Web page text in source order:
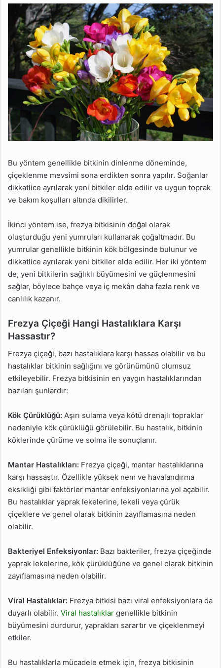
Bu yöntem genellikle bitkinin dinlenme döneminde,
çiçeklenme mevsimi sona erdikten sonra yapılır. Soğanlar
dikkatlice ayrılarak yeni bitkiler elde edilir ve uygun toprak
ve bakım koşulları altında dikilirler.
İkinci yöntem ise, frezya bitkisinin doğal olarak
oluşturduğu yeni yumruları kullanarak çoğaltmadır. Bu
yumrular genellikle bitkinin kök bölgesinde bulunur ve
dikkatlice ayrılarak yeni bitkiler elde edilir. Her iki yöntem
de, yeni bitkilerin sağlıklı büyümesini ve güçlenmesini
sağlar, böylece bahçe veya iç mekân daha fazla renk ve
canlılık kazanır.
Frezya Çiçeği Hangi Hastalıklara Karşı
Hassastır?
Frezya çiçeği, bazı hastalıklara karşı hassas olabilir ve bu
hastalıklar bitkinin sağlığını ve görünümünü olumsuz
etkileyebilir. Frezya bitkisinin en yaygın hastalıklarından
bazıları şunlardır:
Kök Çürüklüğü: Aşırı sulama veya kötü drenajlı topraklar
nedeniyle kök çürüklüğü görülebilir. Bu hastalık, bitkinin
köklerinde çürüme ve solma ile sonuçlanır.
Mantar Hastalıkları: Frezya çiçeği, mantar hastalıklarına
karşı hassastır. Özellikle yüksek nem ve havalandırma
eksikliği gibi faktörler mantar enfeksiyonlarına yol açabilir.
Bu hastalıklar yaprak lekelerine, lekeli veya çürük
çiçeklere ve genel olarak bitkinin zayıflamasına neden
olabilir.
Bakteriyel Enfeksiyonlar: Bazı bakteriler, frezya çiçeğinde
yaprak lekelerine, kök çürüklüğüne ve genel olarak bitkinin
zayıflamasına neden olabilir.
Viral Hastalıklar: Frezya bitkisi bazı viral enfeksiyonlara da
duyarlı olabilir. Viral hastalıklar genellikle bitkinin
büyümesini durdurur, yaprakları sarartır ve çiçeklenmeyi
etkiler.
Bu hastalıklarla mücadele etmek için, frezya bitkisinin